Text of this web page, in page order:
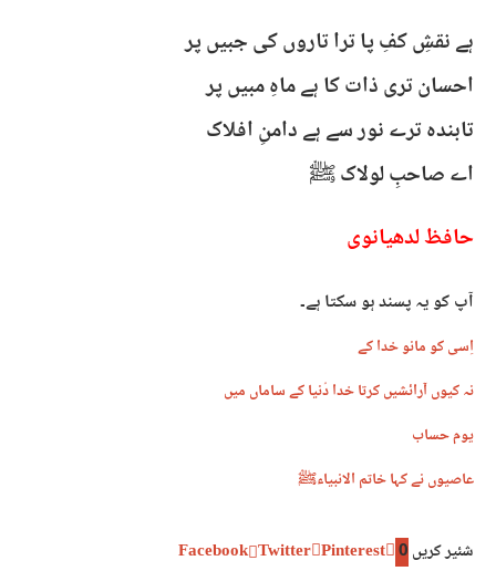
ہے نقشِ کفِ پا ترا تاروں کی جبیں پر
احسان تری ذات کا ہے ماہِ مبیں پر
تابندہ ترے نور سے ہے دامنِ افلاک
اے صاحبِ لولاک ﷺ
حافظ لدھیانوی
آپ کو یہ پسند ہو سکتا ہے۔
اِسی کو مانو خدا کے
نہ کیوں آرائشیں کرتا خدا دُنیا کے ساماں میں
یوم حساب
عاصیوں نے کہا خاتم الانبیاءﷺ
شئیر کریں0
Facebook Twitter Pinterest